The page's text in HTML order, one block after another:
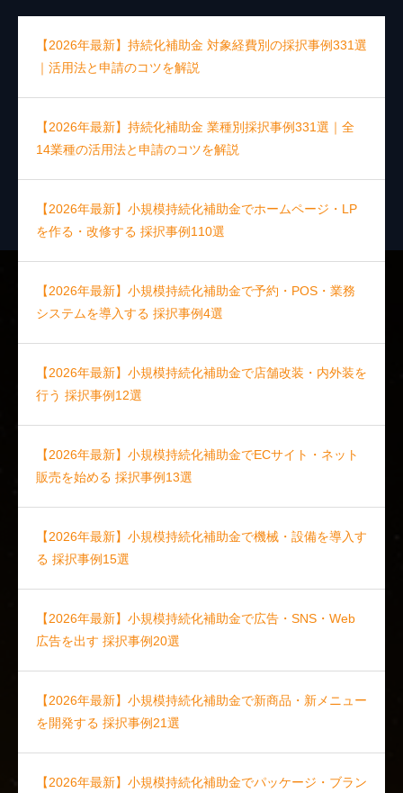
【2026年最新】持続化補助金 対象経費別の採択事例331選
｜活用法と申請のコツを解説
【2026年最新】持続化補助金 業種別採択事例331選｜全
14業種の活用法と申請のコツを解説
【2026年最新】小規模持続化補助金でホームページ・LP
を作る・改修する 採択事例110選
【2026年最新】小規模持続化補助金で予約・POS・業務
システムを導入する 採択事例4選
【2026年最新】小規模持続化補助金で店舗改装・内外装を
行う 採択事例12選
【2026年最新】小規模持続化補助金でECサイト・ネット
販売を始める 採択事例13選
【2026年最新】小規模持続化補助金で機械・設備を導入す
る 採択事例15選
【2026年最新】小規模持続化補助金で広告・SNS・Web
広告を出す 採択事例20選
【2026年最新】小規模持続化補助金で新商品・新メニュー
を開発する 採択事例21選
【2026年最新】小規模持続化補助金でパッケージ・ブラン